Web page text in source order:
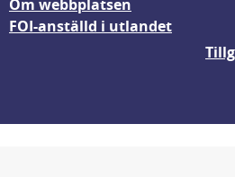
Om webbplatsen
FOI-anställd i utlandet